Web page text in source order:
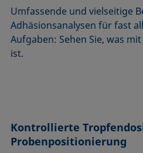
Umfassende und vielseitige
Adhäsionsanalysen für fast
Aufgaben: Sehen Sie, was
ist.
Kontrollierte
Probenpositionierung